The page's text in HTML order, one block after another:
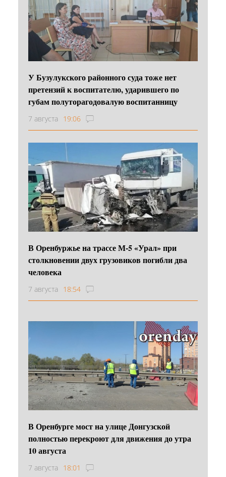
У Бузулукского районного суда тоже нет
претензий к воспитателю, ударившего по
губам полуторагодовалую воспитанницу
7 августа 19:06
В Оренбуржье на трассе М-5 «Урал» при
столкновении двух грузовиков погибли два
человека
7 августа 18:54
В Оренбурге мост на улице Донгузской
полностью перекроют для движения до утра
10 августа
7 августа 18:01